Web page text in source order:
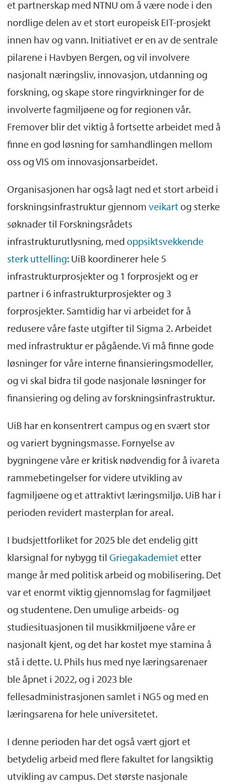
et partnerskap med NTNU om å være node i den
nordlige delen av et stort europeisk EIT-prosjekt
innen hav og vann. Initiativet er en av de sentrale
pilarene i Havbyen Bergen, og vil involvere
nasjonalt næringsliv, innovasjon, utdanning og
forskning, og skape store ringvirkninger for de
involverte fagmiljøene og for regionen vår.
Fremover blir det viktig å fortsette arbeidet med å
finne en god løsning for samhandlingen mellom
oss og VIS om innovasjonsarbeidet.
Organisasjonen har også lagt ned et stort arbeid i
forskningsinfrastruktur gjennom veikartog sterke
søknader til Forskningsrådets
infrastrukturutlysning, med oppsiktsvekkende
sterk uttelling: UiB koordinerer hele 5
infrastrukturprosjekter og 1 forprosjekt og er
partner i 6 infrastrukturprosjekter og 3
forprosjekter. Samtidig har vi arbeidet for å
redusere våre faste utgifter til Sigma 2. Arbeidet
med infrastruktur er pågående. Vi må finne gode
løsninger for våre interne finansieringsmodeller,
og vi skal bidra til gode nasjonale løsninger for
finansiering og deling av forskningsinfrastruktur.
UiB har en konsentrert campus og en svært stor
og variert bygningsmasse. Fornyelse av
bygningene våre er kritisk nødvendig for å ivareta
rammebetingelser for videre utvikling av
fagmiljøene og et attraktivt læringsmiljø. UiB har i
perioden revidert masterplan for areal.
I budsjettforliket for 2025 ble det endelig gitt
klarsignal for nybygg til Griegakademietetter
mange år med politisk arbeid og mobilisering. Det
var et enormt viktig gjennomslag for fagmiljøet
og studentene. Den umulige arbeids- og
studiesituasjonen til musikkmiljøene våre er
nasjonalt kjent, og det har kostet mye stamina å
stå i dette. U. Phils hus med nye læringsarenaer
ble åpnet i 2022, og i 2023 ble
fellesadministrasjonen samlet i NG5 og med en
læringsarena for hele universitetet.
I denne perioden har det også vært gjort et
betydelig arbeid med flere fakultet for langsiktig
utvikling av campus. Det største nasjonale